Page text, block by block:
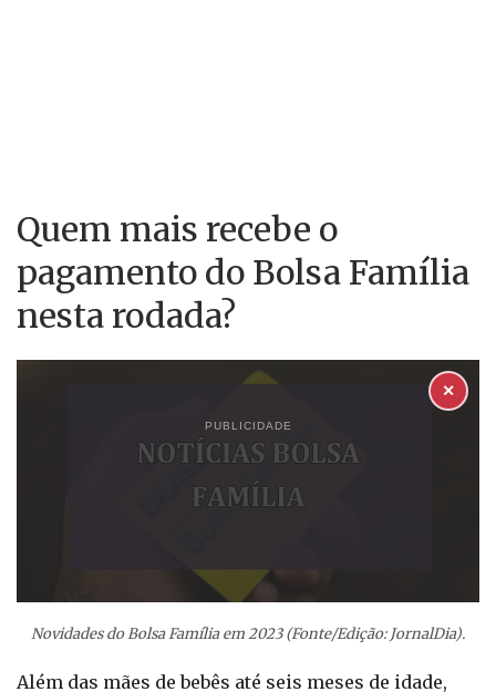
Quem mais recebe o
pagamento do Bolsa Família
nesta rodada?
PUBLICIDADE
✕
Novidades do Bolsa Família em 2023 (Fonte/Edição: JornalDia).
Além das mães de bebês até seis meses de idade,